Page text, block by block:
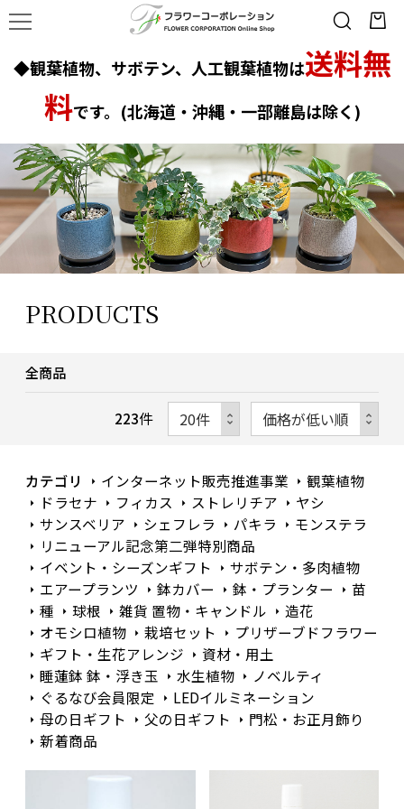
◆観葉植物、サボテン、人工観葉植物は送料無
料です。(北海道・沖縄・一部離島は除く)
PRODUCTS
全商品
223件
カテゴリ インターネット販売推進事業
観葉植物
ドラセナ
フィカス ストレリチア
ヤシ
サンスベリア
シェフレラ パキラ
モンステラ
リニューアル記念第二弾特別商品
イベント・シーズンギフト
サボテン・多肉植物
エアープランツ
鉢カバー 鉢・プランター
苗
種
球根 雑貨 置物・キャンドル
造花
オモシロ植物
栽培セット
プリザーブドフラワー
ギフト・生花アレンジ
資材・用土
睡蓮鉢 鉢・浮き玉
水生植物
ノベルティ
ぐるなび会員限定
LEDイルミネーション
母の日ギフト
父の日ギフト
門松・お正月飾り
新着商品